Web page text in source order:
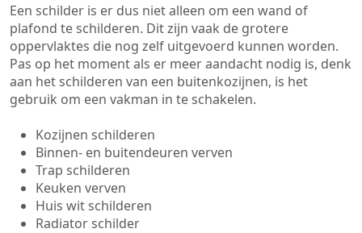
Een schilder is er dus niet alleen om een wand of
plafond te schilderen. Dit zijn vaak de grotere
oppervlaktes die nog zelf uitgevoerd kunnen worden.
Pas op het moment als er meer aandacht nodig is, denk
aan het schilderen van een buitenkozijnen, is het
gebruik om een vakman in te schakelen.
Kozijnen schilderen
Binnen- en buitendeuren verven
Trap schilderen
Keuken verven
Huis wit schilderen
Radiator schilder